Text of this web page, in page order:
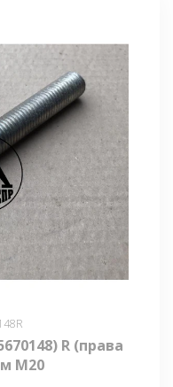
R (права
М20